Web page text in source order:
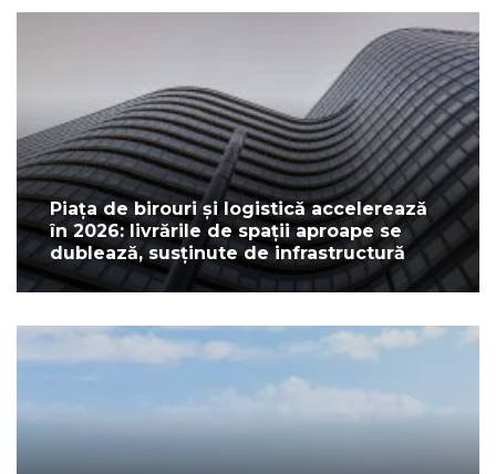
Piața de birouri și logistică accelerează
în 2026: livrările de spații aproape se
dublează, susținute de infrastructură